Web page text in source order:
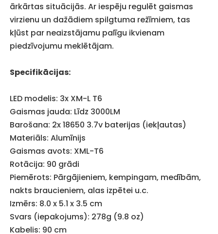
ārkārtas situācijās. Ar iespēju regulēt gaismas
virzienu un dažādiem spilgtuma režīmiem, tas
kļūst par neaizstājamu palīgu ikvienam
piedzīvojumu meklētājam.
Specifikācijas:
LED modelis: 3x XM-L T6
Gaismas jauda: Līdz 3000LM
Barošana: 2x 18650 3.7v baterijas (iekļautas)
Materiāls: Alumīnijs
Gaismas avots: XML-T6
Rotācija: 90 grādi
Piemērots: Pārgājieniem, kempingam, medībām,
nakts braucieniem, alas izpētei u.c.
Izmērs: 8.0 x 5.1 x 3.5 cm
Svars (iepakojums): 278g (9.8 oz)
Kabelis: 90 cm